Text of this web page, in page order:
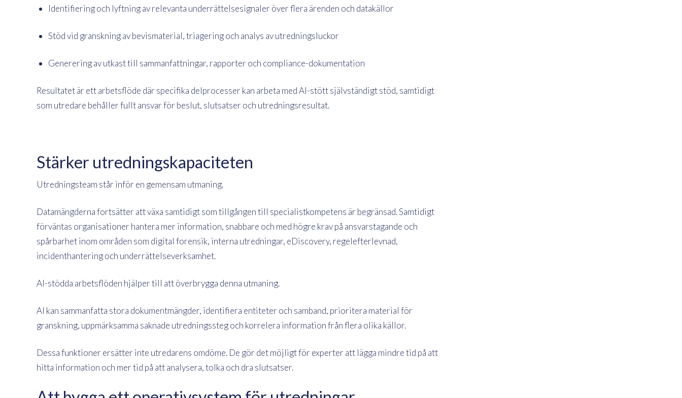
Identifiering och lyftning av relevanta underrättelsesignaler över flera ärenden och datakällor
Stöd vid granskning av bevismaterial, triagering och analys av utredningsluckor
Generering av utkast till sammanfattningar, rapporter och compliance-dokumentation
Resultatet är ett arbetsflöde där specifika delprocesser kan arbeta med AI-stött självständigt stöd, samtidigt
som utredare behåller fullt ansvar för beslut, slutsatser och utredningsresultat.
Stärker utredningskapaciteten
Utredningsteam står inför en gemensam utmaning.
Datamängderna fortsätter att växa samtidigt som tillgången till specialistkompetens är begränsad. Samtidigt
förväntas organisationer hantera mer information, snabbare och med högre krav på ansvarstagande och
spårbarhet inom områden som digital forensik, interna utredningar, eDiscovery, regelefterlevnad,
incidenthantering och underrättelseverksamhet.
AI-stödda arbetsflöden hjälper till att överbrygga denna utmaning.
AI kan sammanfatta stora dokumentmängder, identifiera entiteter och samband, prioritera material för
granskning, uppmärksamma saknade utredningssteg och korrelera information från flera olika källor.
Dessa funktioner ersätter inte utredarens omdöme. De gör det möjligt för experter att lägga mindre tid på att
hitta information och mer tid på att analysera, tolka och dra slutsatser.